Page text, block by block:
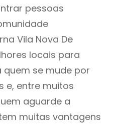
pessoas
Vila Nova De
locais para
quem se mude por
e, entre muitos
aguarde a
muitas vantagens